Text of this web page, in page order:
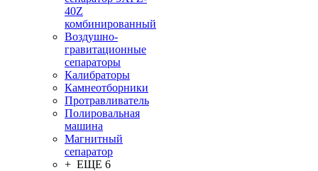
40Z
комбинированный
Воздушно-
гравитационные
сепараторы
Калибраторы
Камнеотборники
Протравливатель
Полировальная
машина
Магнитный
сепаратор
+ ЕЩЕ 6